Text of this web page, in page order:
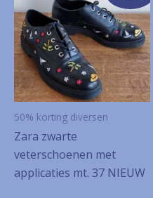
50% korting diversen
Zara zwarte
veterschoenen met
applicaties mt. 37 NIEUW